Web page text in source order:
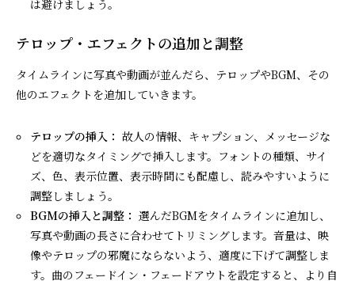
は避けましょう。
テロップ・エフェクトの追加と調整
タイムラインに写真や動画が並んだら、テロップやBGM、その
他のエフェクトを追加していきます。
テロップの挿入： 故人の情報、キャプション、メッセージな
どを適切なタイミングで挿入します。フォントの種類、サイ
ズ、色、表示位置、表示時間にも配慮し、読みやすいように
調整しましょう。
BGMの挿入と調整： 選んだBGMをタイムラインに追加し、
写真や動画の長さに合わせてトリミングします。音量は、映
像やテロップの邪魔にならないよう、適度に下げて調整しま
す。曲のフェードイン・フェードアウトを設定すると、より自